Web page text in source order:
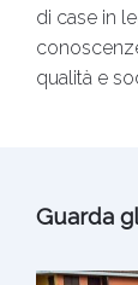
di case in
qualità e
Guarda